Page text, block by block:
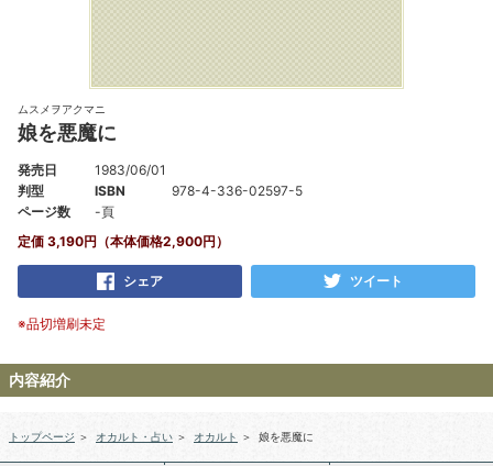
ムスメヲアクマニ
娘を悪魔に
発売日
1983/06/01
判型
ISBN
978-4-336-02597-5
ページ数
-頁
定価 3,190円（本体価格2,900円）
シェア ツイート
※品切増刷未定
内容紹介
トップページ ＞ オカルト・占い ＞ オカルト ＞ 娘を悪魔に